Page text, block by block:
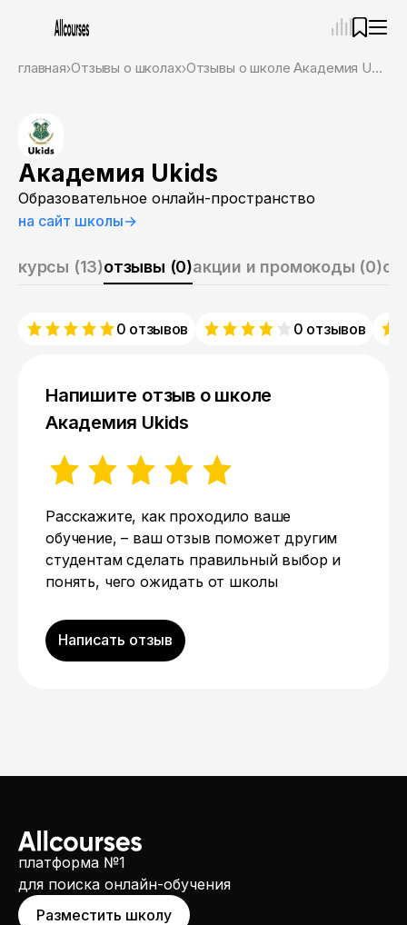
главная Отзывы о школах Отзывы о школе Академия Ukids
Академия Ukids
Образовательное онлайн-пространство
на сайт школы→
курсы (13)отзывы (0)акции и промокоды (0)о
0 отзывов 0 отзывов
Напишите отзыв о школе
Академия Ukids
Расскажите, как проходило ваше
обучение, – ваш отзыв поможет другим
студентам сделать правильный выбор и
понять, чего ожидать от школы
Написать отзыв
платформа №1
для поиска онлайн-обучения
Разместить школу
Привет! Я Ваш карьерный навигатор. Подберу
курсы, которые соответствует именно вашим
Пожалуйста, ответьте на несколько вопросов,
чтобы начать.